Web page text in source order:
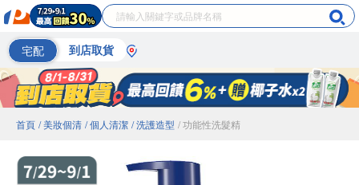
宅配 到店取貨
首頁 / 美妝個清 / 個人清潔 / 洗護造型 / 功能性洗髮精